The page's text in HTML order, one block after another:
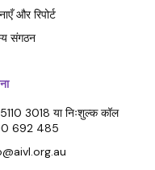
और रिपोर्ट
संगठन
3018 या निःशुल्क कॉल
692 485